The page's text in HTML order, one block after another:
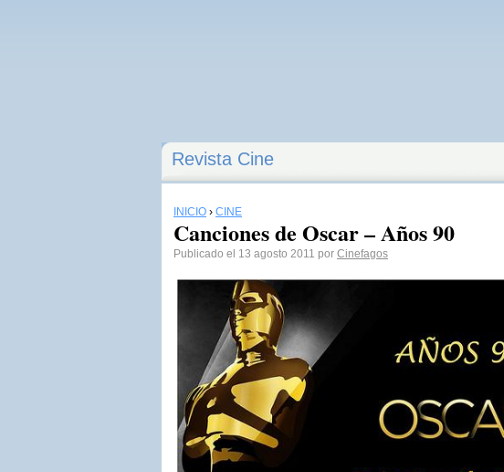
Revista Cine
INICIO › CINE
Canciones de Oscar – Años 90
Publicado el 13 agosto 2011 por Cinefagos